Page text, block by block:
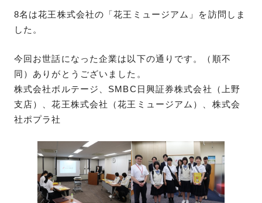
8名は花王株式会社の「花王ミュージアム」を訪問しま
した。
今回お世話になった企業は以下の通りです。（順不
同）ありがとうございました。
株式会社ボルテージ、SMBC日興証券株式会社（上野
支店）、花王株式会社（花王ミュージアム）、株式会
社ポプラ社